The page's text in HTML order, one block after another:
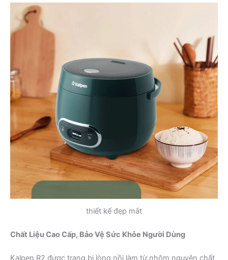
thiết kế đẹp mắt
Chất Liệu Cao Cấp, Bảo Vệ Sức Khỏe Người Dùng
Kalpen R2 được trang bị lòng nồi làm từ nhôm nguyên chất